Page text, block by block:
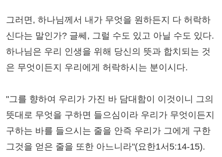
그러면, 하나님께서 내가 무엇을 원하든지 다 허락하
신다는 말인가? 글쎄, 그럴 수도 있고 아닐 수도 있다.
하나님은 우리 인생을 위해 당신의 뜻과 합치되는 것
은 무엇이든지 우리에게 허락하시는 분이시다.
"그를 향하여 우리가 가진 바 담대함이 이것이니 그의
뜻대로 무엇을 구하면 들으심이라 우리가 무엇이든지
구하는 바를 들으시는 줄을 안즉 우리가 그에게 구한
그것을 얻은 줄을 또한 아느니라"(요한1서5:14-15).